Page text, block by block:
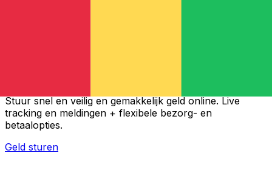
Stuur snel en veilig en gemakkelijk geld online. Live
tracking en meldingen + flexibele bezorg- en
betaalopties.
Geld sturen